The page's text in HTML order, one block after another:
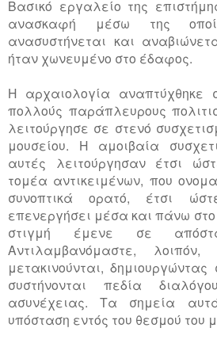
Βασικό εργαλείο της
ανασκαφή μέσω της
ανασυστήνεται και
ήταν χωνευμένο στο έδαφος.
Η αρχαιολογία
πολλούς παράπλευρους
λειτούργησε σε στενό
μουσείου. H αμοιβαία
αυτές λειτούργησαν έτσι
τομέα αντικειμένων, που
συνοπτικά ορατό, έτσι
επενεργήσει μέσα και πάνω στο
στιγμή έμενε σε
Αντιλαμβανόμαστε,
μετακινούνται,
συστήνονται πεδία
ασυνέχειας. Τα σημεία
υπόσταση εντός του θεσμού του